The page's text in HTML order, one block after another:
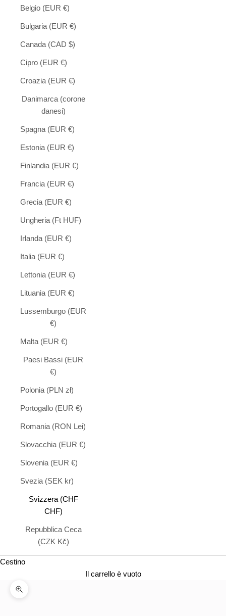
Belgio (EUR €)
Bulgaria (EUR €)
Canada (CAD $)
Cipro (EUR €)
Croazia (EUR €)
Danimarca (corone
danesi)
Spagna (EUR €)
Estonia (EUR €)
Finlandia (EUR €)
Francia (EUR €)
Grecia (EUR €)
Ungheria (Ft HUF)
Irlanda (EUR €)
Italia (EUR €)
Lettonia (EUR €)
Lituania (EUR €)
Lussemburgo (EUR
€)
Malta (EUR €)
Paesi Bassi (EUR
€)
Polonia (PLN zł)
Portogallo (EUR €)
Romania (RON Lei)
Slovacchia (EUR €)
Slovenia (EUR €)
Svezia (SEK kr)
Svizzera (CHF
CHF)
Repubblica Ceca
(CZK Kč)
Cestino
Il carrello è vuoto
Ingrandire l'immagine